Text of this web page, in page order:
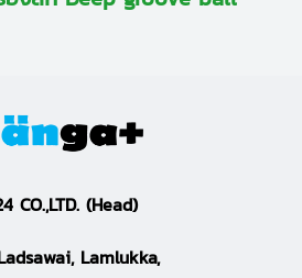
CO.,LTD. (Head)
Lamlukka,